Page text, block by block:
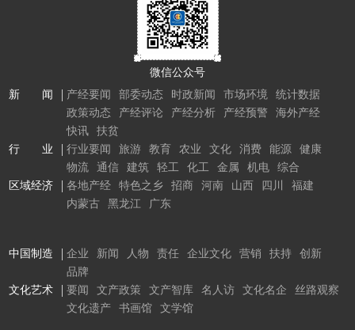
微信公众号
新 闻
产经要闻 部委动态 时政新闻 市场环境
统计数据
政策动态
产经评论 产经分析 产经预警
海外产经
快讯
扶贫
行 业
行业要闻 旅游 教育 农业 文化 消费 能源
健康
物流
通信 建筑 轻工 化工 金属 机电
综合
区域经济
各地产经 特色之乡 招商 河南 山西 四川
福建
内蒙古
黑龙江 广东
中国制造 企业 新闻 人物 责任 企业文化 营销 扶持
创新
品牌
文化艺术
要闻 文产政策 文产智库 名人访 文化名企
丝路观察
文化遗产
书画馆 文学馆